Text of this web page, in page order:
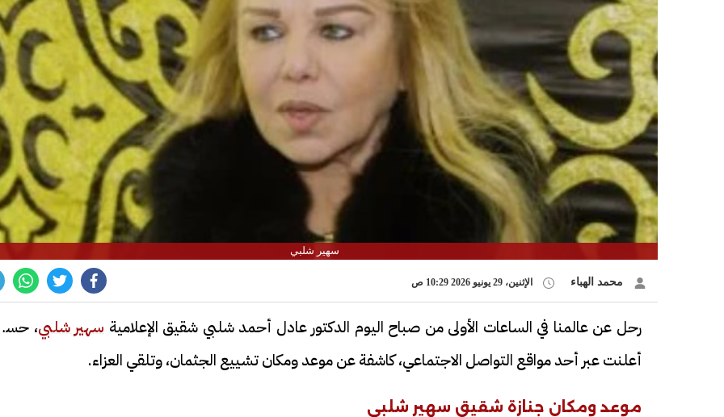
سهير شلبي
محمد الهباء الإثنين، 29 يونيو 2026 10:29 ص
رحل عن عالمنا في الساعات الأولى من صباح اليوم الدكتور عادل أحمد شلبي شقيق الإعلامية سهير شلبي،
أعلنت عبر أحد مواقع التواصل الاجتماعي، كاشفة عن موعد ومكان تشييع الجثمان، وتلقي العزاء.
موعد ومكان جنازة شقيق سهير شلبي